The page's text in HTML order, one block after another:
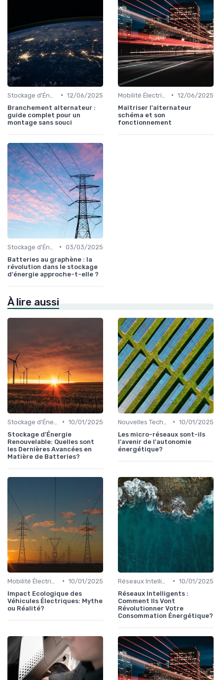
• 12/06/2025
Branchement alternateur :
guide complet pour un
montage sans souci
• 12/06/2025
Maîtriser l'alternateur
schéma et son
fonctionnement
• 03/03/2025
Batteries au graphène : la
révolution dans le stockage
d'énergie approche-t-elle ?
À lire aussi
• 10/01/2025
Stockage d'Énergie
Renouvelable: Quelles sont
les Dernières Avancées en
Matière de Batteries?
• 10/01/2025
Les micro-réseaux sont-ils
l'avenir de l'autonomie
énergétique?
• 10/01/2025
Impact Ecologique des
Véhicules Électriques: Mythe
ou Réalité?
• 10/01/2025
Réseaux Intelligents :
Comment Ils Vont
Révolutionner Votre
Consommation Énergétique?